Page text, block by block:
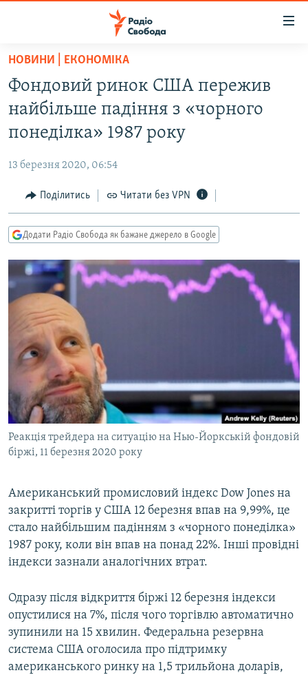
Перейти
основного
матеріалу
до
основної
навігації
Перейти
до
пошуку
ВСЕ ЗА ДОБУ
ЕКОНОМІКА
СУСПІЛЬСТВО
УКРАЇНА
СВІТ
РОСІЙСЬКА «ФІЛЬТРАЦІЯ»
ДОНБАС.РЕАЛІЇ
ТИ ЯК?
СХЕМИ
КИТАЙ.ВИКЛИКИ
МУЛЬТИМЕДІА
ФОТО
СПЕЦПРОЄКТИ
ПОДКАСТИ
КРИМ РЕАЛІЇ
РУС
КТАТ
Усі сайти RFE/RL
НОВИНИ | ЕКОНОМІКА
Фондовий ринок США пережив
найбільше падіння з «чорного
понеділка» 1987 року
13 березня 2020, 06:54
Поділитись Читати без VPN
Додати Радіо Свобода як бажане джерело в Google
Реакція трейдера на ситуацію на Нью-Йоркській фондовій
біржі, 11 березня 2020 року
Американський промисловий індекс Dow Jones на
закритті торгів у США 12 березня впав на 9,99%, це
стало найбільшим падінням з «чорного понеділка»
1987 року, коли він впав на понад 22%. Інші провідні
індекси зазнали аналогічних втрат.
Одразу після відкриття біржі 12 березня індекси
опустилися на 7%, після чого торгівлю автоматично
зупинили на 15 хвилин. Федеральна резервна
система США оголосила про підтримку
американського ринку на 1,5 трильйона доларів,